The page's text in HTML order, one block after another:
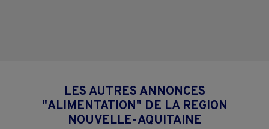
LES AUTRES ANNONCES
"ALIMENTATION" DE LA REGION
NOUVELLE-AQUITAINE